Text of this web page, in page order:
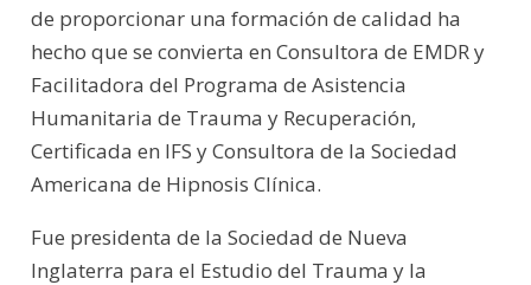
de proporcionar una formación de calidad ha
hecho que se convierta en Consultora de EMDR y
Facilitadora del Programa de Asistencia
Humanitaria de Trauma y Recuperación,
Certificada en IFS y Consultora de la Sociedad
Americana de Hipnosis Clínica.
Fue presidenta de la Sociedad de Nueva
Inglaterra para el Estudio del Trauma y la